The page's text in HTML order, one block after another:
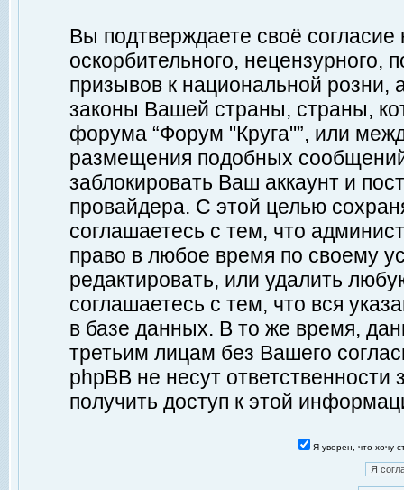
Вы подтверждаете своё
оскорбительного, нецензурного,
призывов к национальной
законы Вашей страны, страны,
форума “Форум "Круга"”, или
размещения подобных
заблокировать Ваш аккаунт и
провайдера. С этой целью
соглашаетесь с тем, что
право в любое время по своему
редактировать, или удалить
соглашаетесь с тем, что вся
в базе данных. В то же время,
третьим лицам без Вашего
phpBB не несут ответственности
получить доступ к этой
Я уверен, что хочу